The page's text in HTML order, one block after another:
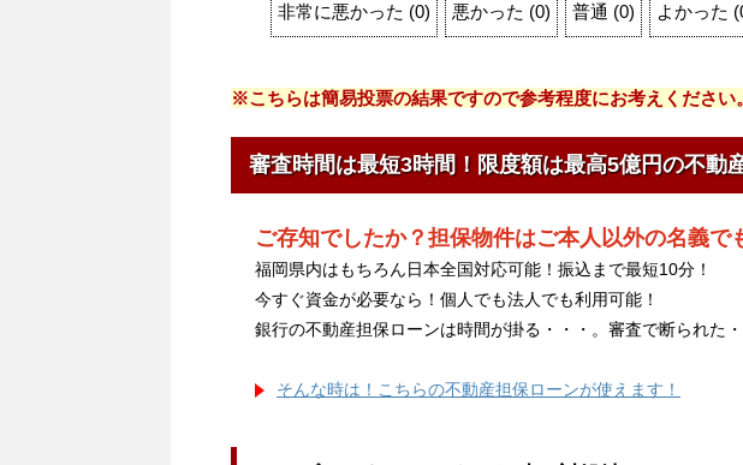
非常に悪かった (0) 悪かった (0) 普通 (0) よかった (
※こちらは簡易投票の結果ですので参考程度にお考えください。
審査時間は最短3時間！限度額は最高5億円の不動
ご存知でしたか？担保物件はご本人以外の名義で
福岡県内はもちろん日本全国対応可能！振込まで最短10分！
今すぐ資金が必要なら！個人でも法人でも利用可能！
銀行の不動産担保ローンは時間が掛る・・・。審査で断られた・
そんな時は！こちらの不動産担保ローンが使えます！